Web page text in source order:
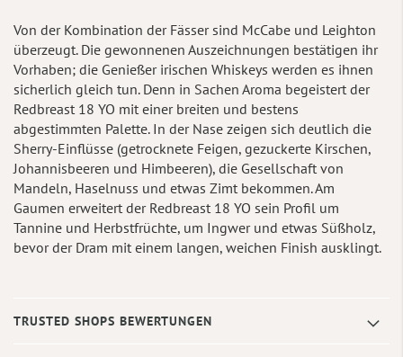
Von der Kombination der Fässer sind McCabe und Leighton
überzeugt. Die gewonnenen Auszeichnungen bestätigen ihr
Vorhaben; die Genießer irischen Whiskeys werden es ihnen
sicherlich gleich tun. Denn in Sachen Aroma begeistert der
Redbreast 18 YO mit einer breiten und bestens
abgestimmten Palette. In der Nase zeigen sich deutlich die
Sherry-Einflüsse (getrocknete Feigen, gezuckerte Kirschen,
Johannisbeeren und Himbeeren), die Gesellschaft von
Mandeln, Haselnuss und etwas Zimt bekommen. Am
Gaumen erweitert der Redbreast 18 YO sein Profil um
Tannine und Herbstfrüchte, um Ingwer und etwas Süßholz,
bevor der Dram mit einem langen, weichen Finish ausklingt.
TRUSTED SHOPS BEWERTUNGEN